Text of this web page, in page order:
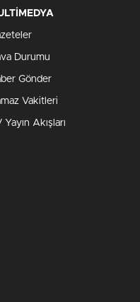
Durumu
Gönder
Vakitleri
Yayın Akışları